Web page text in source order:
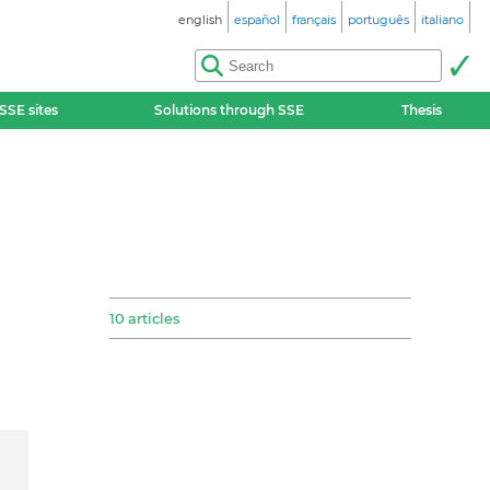
english español français português italiano
SSE sites Solutions through SSE Thesis
10 articles